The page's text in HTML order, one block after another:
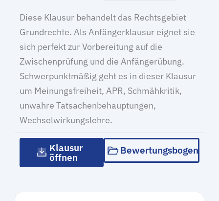
Diese Klausur behandelt das Rechtsgebiet
Grundrechte. Als Anfängerklausur eignet sie
sich perfekt zur Vorbereitung auf die
Zwischenprüfung und die Anfängerübung.
Schwerpunktmäßig geht es in dieser Klausur
um Meinungsfreiheit, APR, Schmähkritik,
unwahre Tatsachenbehauptungen,
Wechselwirkungslehre.
Klausur
öffnen
Bewertungsbogen